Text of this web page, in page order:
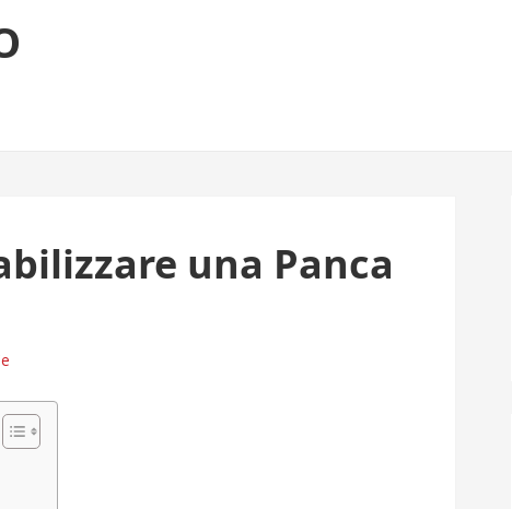
una Panca